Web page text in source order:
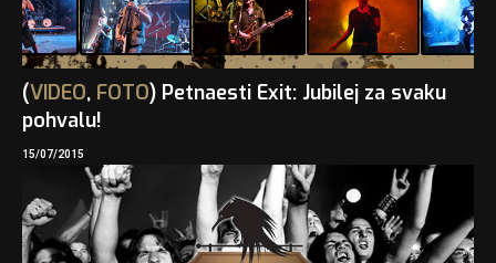
(VIDEO, FOTO) Petnaesti Exit: Jubilej za svaku
pohvalu!
15/07/2015